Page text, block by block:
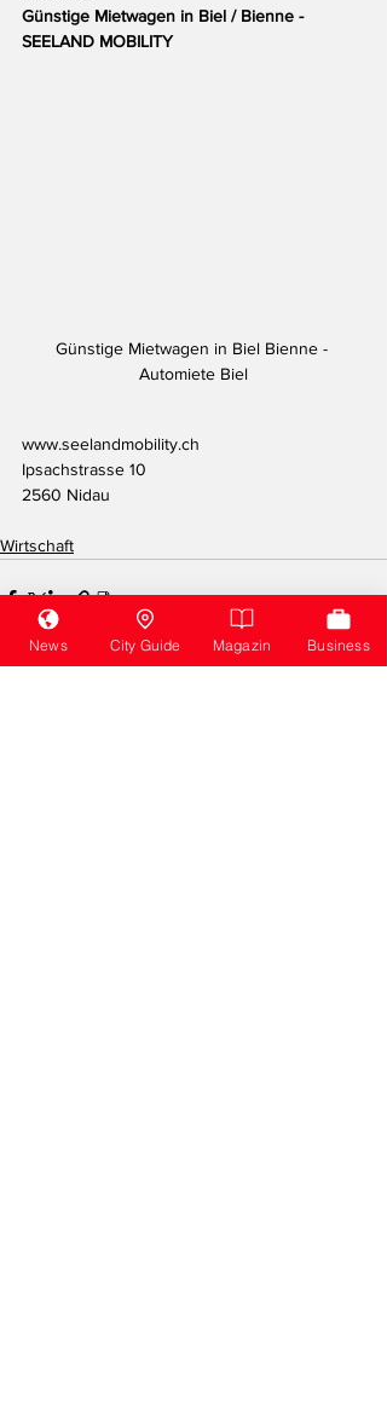
Günstige Mietwagen in Biel / Bienne -
SEELAND MOBILITY
Günstige Mietwagen in Biel Bienne -
Automiete Biel
www.seelandmobility.ch
Ipsachstrasse 10
2560 Nidau
Wirtschaft
News City Guide Magazin Business